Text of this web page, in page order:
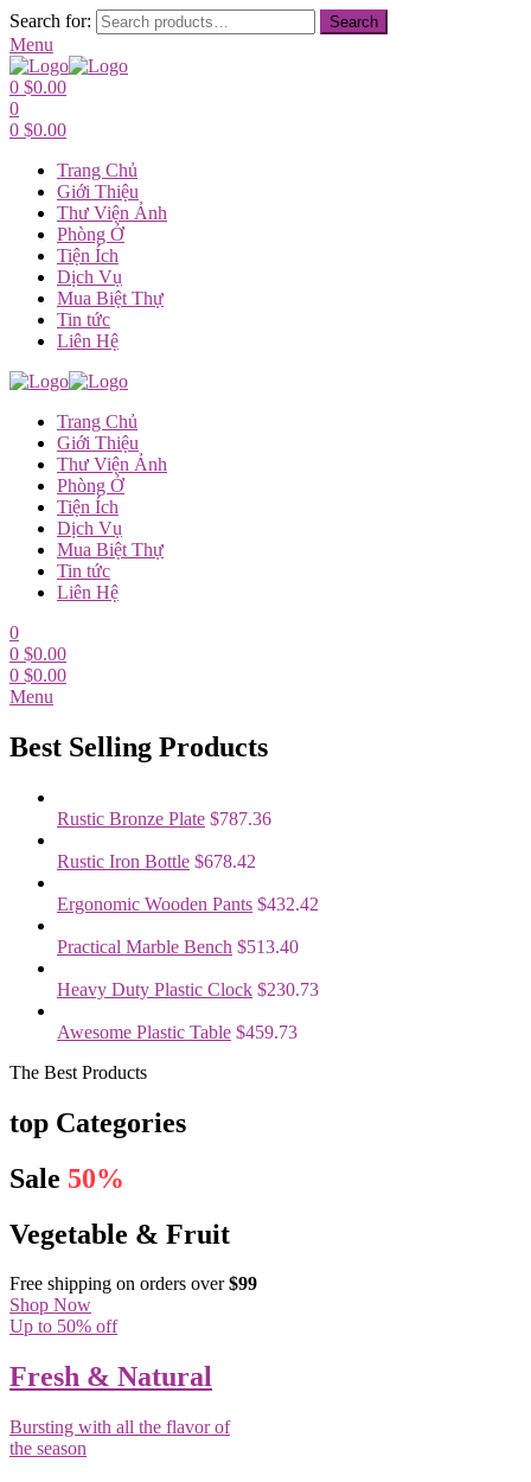
Search for: Search
Menu
0 $0.00
0
0 $0.00
Trang Chủ
Giới Thiệu
Thư Viện Ảnh
Phòng Ở
Tiện Ích
Dịch Vụ
Mua Biệt Thự
Tin tức
Liên Hệ
Trang Chủ
Giới Thiệu
Thư Viện Ảnh
Phòng Ở
Tiện Ích
Dịch Vụ
Mua Biệt Thự
Tin tức
Liên Hệ
0
0 $0.00
0 $0.00
Menu
Best Selling Products
Rustic Bronze Plate $787.36
Rustic Iron Bottle $678.42
Ergonomic Wooden Pants $432.42
Practical Marble Bench $513.40
Heavy Duty Plastic Clock $230.73
Awesome Plastic Table $459.73
The Best Products
top Categories
Sale 50%
Vegetable & Fruit
Free shipping on orders over$99
Shop Now
Up to 50% off
Fresh & Natural
Bursting with all the flavor of
the season